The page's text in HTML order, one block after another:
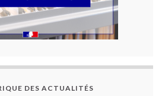
DES ACTUALITÉS